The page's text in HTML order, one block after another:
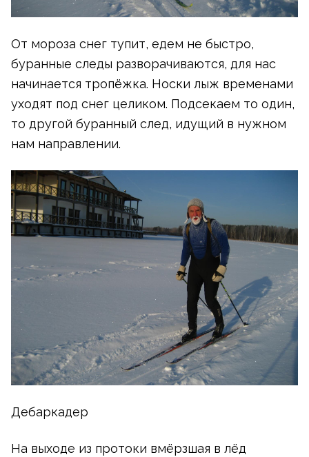
От мороза снег тупит, едем не быстро,
буранные следы разворачиваются, для нас
начинается тропёжка. Носки лыж временами
уходят под снег целиком. Подсекаем то один,
то другой буранный след, идущий в нужном
нам направлении.
Дебаркадер
На выходе из протоки вмёрзшая в лёд